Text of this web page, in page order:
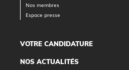
Nos membres
Espace presse
VOTRE CANDIDATURE
NOS ACTUALITÉS